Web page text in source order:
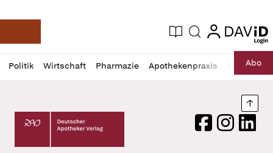
Deutsche Apotheker Zeitung
Aktuelle Ausgabe
Suche login
login
Politik Wirtschaft Pharmazie Apothekenpraxis RechtAbo
Profil
öffnen
Daz
Pur
Deutscher Apotheker Verlag Logo
FacebookInstagram